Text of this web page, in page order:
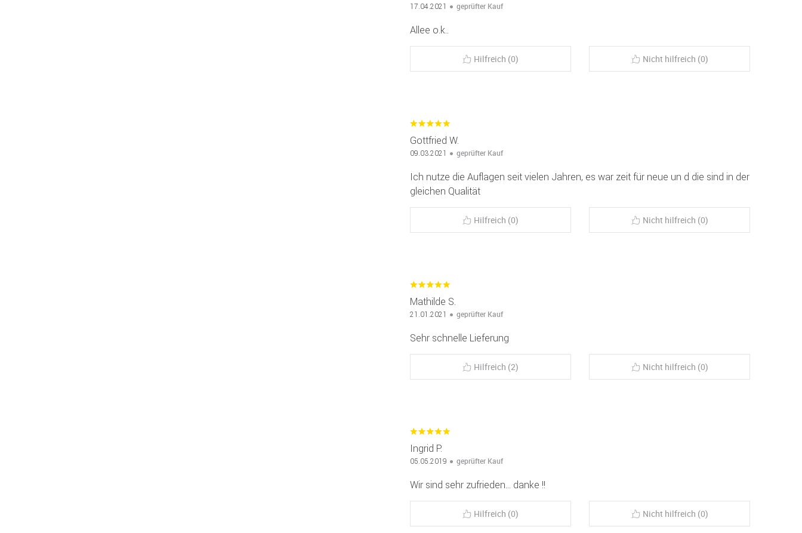
17.04.2021 geprüfter Kauf
Allee o.k..
Hilfreich (0) Nicht hilfreich (0)
Gottfried W.
09.03.2021 geprüfter Kauf
Ich nutze die Auflagen seit vielen Jahren, es war zeit für neue un d die sind in der
gleichen Qualität
Hilfreich (0) Nicht hilfreich (0)
Mathilde S.
21.01.2021 geprüfter Kauf
Sehr schnelle Lieferung
Hilfreich (2) Nicht hilfreich (0)
Ingrid P.
05.05.2019 geprüfter Kauf
Wir sind sehr zufrieden... danke !!
Hilfreich (0) Nicht hilfreich (0)